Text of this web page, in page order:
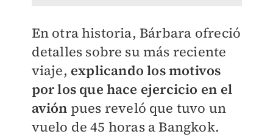
En otra historia, Bárbara ofreció
detalles sobre su más reciente
viaje, explicando los motivos
por los que hace ejercicio en el
avión pues reveló que tuvo un
vuelo de 45 horas a Bangkok.